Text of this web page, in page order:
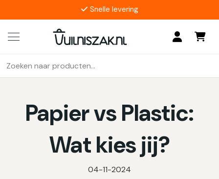
Snelle levering
4.9/5
17 reviews
naar:
Als de resultaten voor automatisch aanvullen beschikbaar
Papier vs Plastic:
Wat kies jij?
04-11-2024